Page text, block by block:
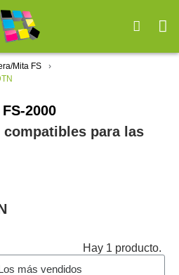
Mita FS
2000
para las
Hay 1 producto.